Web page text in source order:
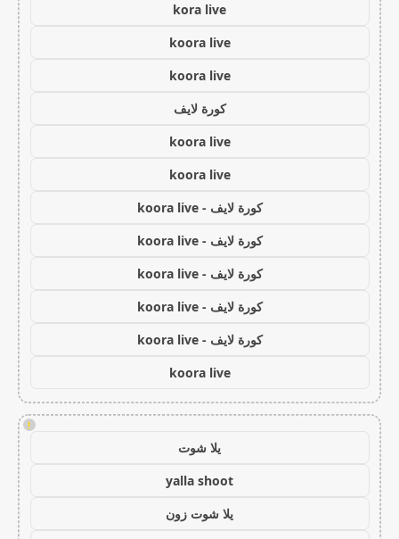
kora live
koora live
koora live
كورة لايف
koora live
koora live
كورة لايف - koora live
كورة لايف - koora live
كورة لايف - koora live
كورة لايف - koora live
كورة لايف - koora live
koora live
!
يلا شوت
yalla shoot
يلا شوت زون